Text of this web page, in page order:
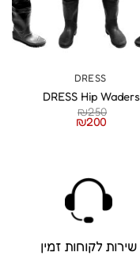
DRESS
DRESS Hip Waders
₪250
₪200
שירות לקוחות זמין